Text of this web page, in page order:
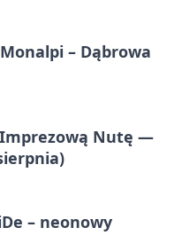
– Dąbrowa
Nutę —
– neonowy